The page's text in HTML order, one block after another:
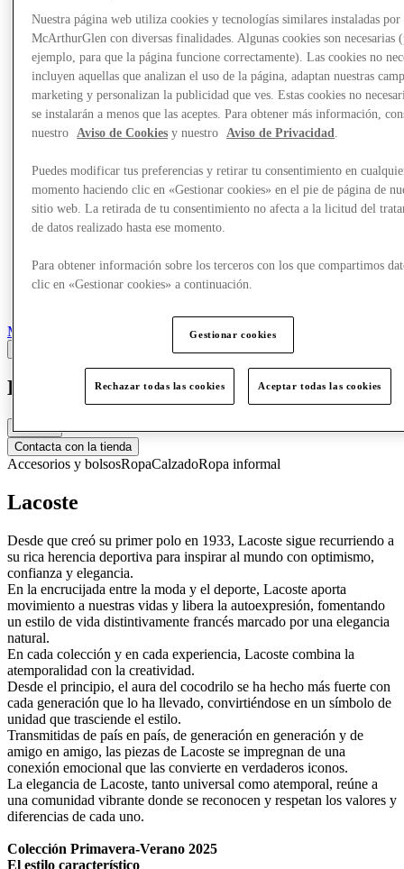
Guía de destinos
Más
Marcas
Lacoste
Cerrado
Contacta con la tienda
Accesorios y bolsosRopaCalzadoRopa informal
Lacoste
Desde que creó su primer polo en 1933, Lacoste sigue recurriendo a
su rica herencia deportiva para inspirar al mundo con optimismo,
confianza y elegancia.
En la encrucijada entre la moda y el deporte, Lacoste aporta
movimiento a nuestras vidas y libera la autoexpresión, fomentando
un estilo de vida distintivamente francés marcado por una elegancia
natural.
En cada colección y en cada experiencia, Lacoste combina la
atemporalidad con la creatividad.
Desde el principio, el aura del cocodrilo se ha hecho más fuerte con
cada generación que lo ha llevado, convirtiéndose en un símbolo de
unidad que trasciende el estilo.
Transmitidas de país en país, de generación en generación y de
amigo en amigo, las piezas de Lacoste se impregnan de una
conexión emocional que las convierte en verdaderos iconos.
La elegancia de Lacoste, tanto universal como atemporal, reúne a
una comunidad vibrante donde se reconocen y respetan los valores y
diferencias de cada uno.
Colección Primavera-Verano 2025
El estilo característico
Nuestra página web utiliza cookies y tecnologías similares instaladas por
McArthurGlen con diversas finalidades. Algunas cookies son necesarias
ejemplo, para que la página funcione correctamente). Las cookies no
incluyen aquellas que analizan el uso de la página, adaptan nuestras
marketing y personalizan la publicidad que ves. Estas cookies no
se instalarán a menos que las aceptes. Para obtener más información,
nuestro
Aviso de Cookies y nuestro Aviso de Privacidad
Puedes modificar tus preferencias y retirar tu consentimiento en
momento haciendo clic en «Gestionar cookies» en el pie de página de
sitio web. La retirada de tu consentimiento no afecta a la licitud del
de datos realizado hasta ese momento.
Para obtener información sobre los terceros con los que compartimos
clic en «Gestionar cookies» a continuación.
Gestionar cookies
Rechazar todas las cookies Aceptar todas las cookies